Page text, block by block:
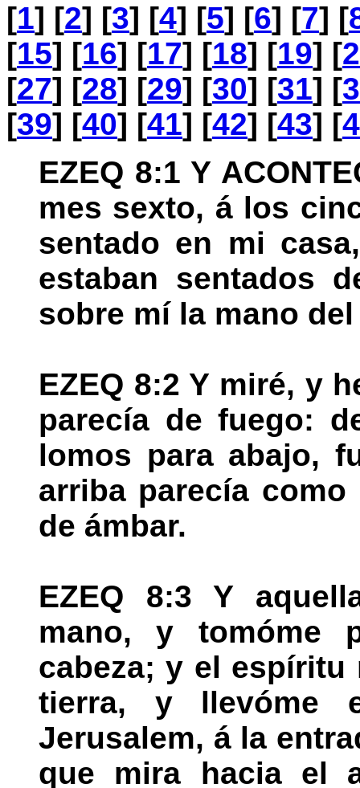
[1] [2] [3] [4] [5] [6] [7] [
[15] [16] [17] [18] [19] [
[27] [28] [29] [30] [31] [
[39] [40] [41] [42] [43] [
EZEQ 8:1 Y
mes sexto, á los
sentado en mi
estaban sentados
sobre mí la mano
EZEQ 8:2 Y miré, y
parecía de fuego:
lomos para abajo,
arriba parecía
de ámbar.
EZEQ 8:3 Y
mano, y tomóme
cabeza; y el
tierra, y llevóme
Jerusalem, á la
que mira hacia el